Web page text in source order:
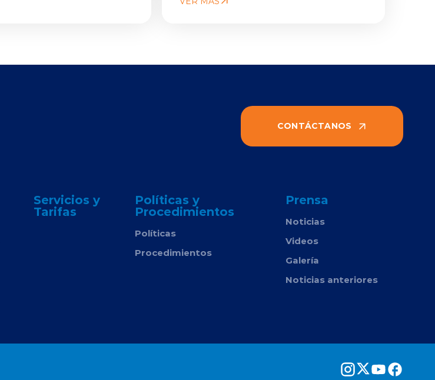
CONTÁCTANOS
Servicios y
Tarifas
Políticas y
Procedimientos
Políticas
Procedimientos
Prensa
Noticias
Videos
Galería
Noticias anteriores